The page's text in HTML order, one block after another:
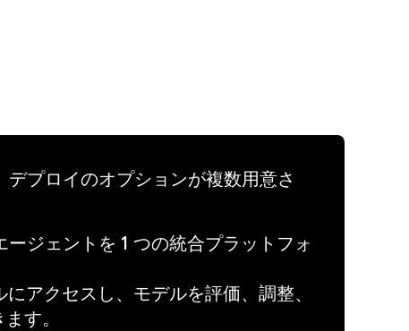
プロイのオプションが複数用意さ
ジェントを 1 つの統合プラットフォ
アクセスし、モデルを評価、調整、
す。